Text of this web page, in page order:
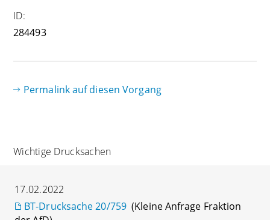
ID:
284493
Permalink auf diesen Vorgang
Wichtige Drucksachen
17.02.2022
BT-Drucksache 20/759 (Kleine Anfrage Fraktion